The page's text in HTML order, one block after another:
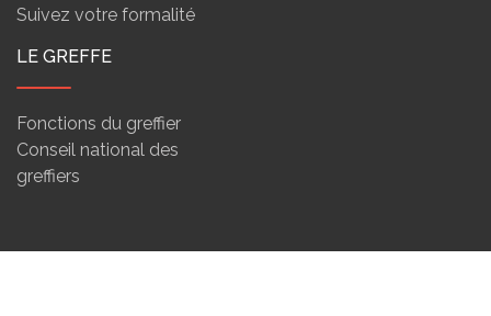
Suivez votre formalité
LE GREFFE
Fonctions du greffier
Conseil national des
greffiers